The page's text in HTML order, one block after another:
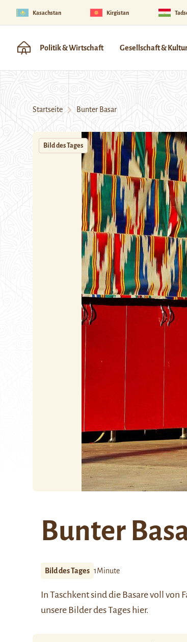
Kasachstan Kirgistan
Politik & Wirtschaft Gesellschaft &
Startseite Bunter Basar
Bild des Tages
Bunter
Bild des Tages 1Minute
In Taschkent sind die Basare voll von
unsere Bilder des Tages hier.